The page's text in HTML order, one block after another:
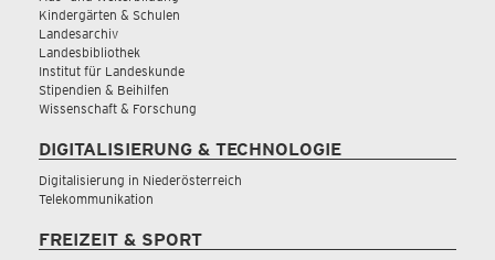
Kindergärten & Schulen
Landesarchiv
Landesbibliothek
Institut für Landeskunde
Stipendien & Beihilfen
Wissenschaft & Forschung
DIGITALISIERUNG & TECHNOLOGIE
Digitalisierung in Niederösterreich
Telekommunikation
FREIZEIT & SPORT